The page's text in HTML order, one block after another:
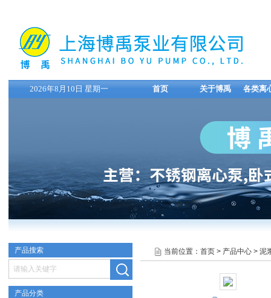
2026年8月10日 星期一 首页 关于博禹 各类离
产品搜索
产品分类
当前位置： 首页 > 产品中心 > 泥